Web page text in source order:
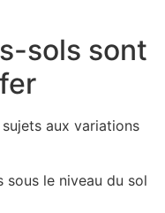
sols sont
aux variations
le niveau du sol